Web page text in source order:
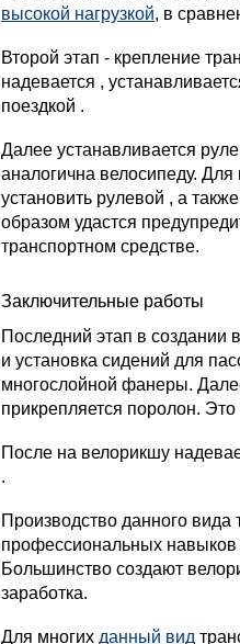
высокой нагрузкой, в
Второй этап - крепление
надевается ,
поездкой .
Далее устанавливается
аналогична велосипеду.
установить рулевой , а
образом удастся
транспортном средстве.
Заключительные работы
Последний этап в создании
и установка сидений для
многослойной фанеры.
прикрепляется поролон.
После на велорикшу
.
Производство данного вида
профессиональных
Большинство создают
заработка.
Для многих данный вид